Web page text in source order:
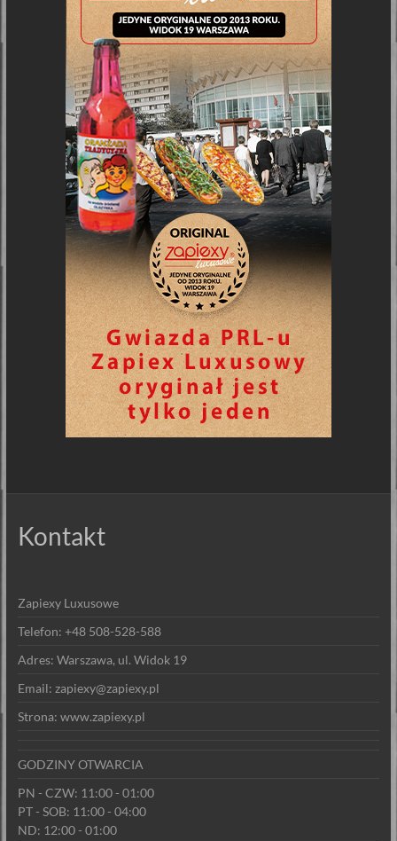
Kontakt
Zapiexy Luxusowe
Telefon: +48 508-528-588
Adres: Warszawa, ul. Widok 19
Email: zapiexy@zapiexy.pl
Strona: www.zapiexy.pl
GODZINY OTWARCIA
PN - CZW: 11:00 - 01:00
PT - SOB: 11:00 - 04:00
ND: 12:00 - 01:00